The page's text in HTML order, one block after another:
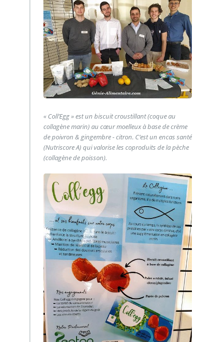
« Coll’Egg » est un biscuit croustillant (coque au
collagène marin) au cœur moelleux à base de crème
de poivron & gingembre - citron. C’est un encas santé
(Nutriscore A) qui valorise les coproduits de la pèche
(collagène de poisson).